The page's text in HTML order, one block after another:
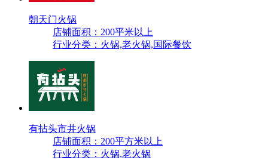
朝天门火锅
店铺面积：200平米以上
行业分类：火锅,老火锅,国际餐饮
有拈头市井火锅
店铺面积：200平方米以上
行业分类：火锅,老火锅